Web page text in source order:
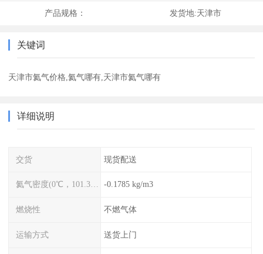
产品规格： 发货地:天津市
关键词
天津市氦气价格,氦气哪有,天津市氦气哪有
详细说明
交货 现货配送
氦气密度(0℃，101.325kPa) -0.1785 kg/m3
燃烧性 不燃气体
运输方式 送货上门